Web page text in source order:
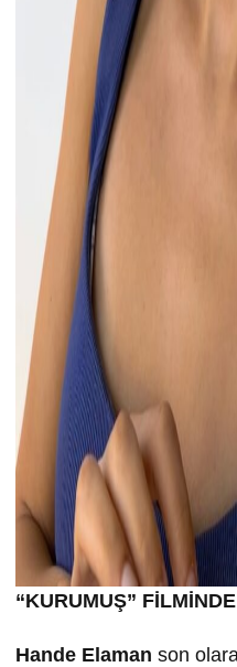
“KURUMUŞ” FİLMİND
Hande Elaman son